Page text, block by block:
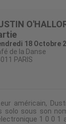
18 Octobre
de la Danse
PARIS
américain,
solo sous son
1 0 0 1